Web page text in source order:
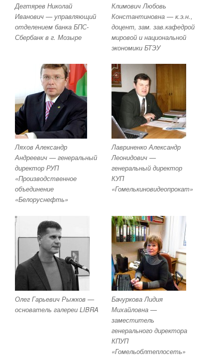
Дегтярев Николай
Иванович — управляющий
отделением банка БПС-
Сбербанк в г. Мозыре
Климович Любовь
Константиновна — к.э.н.,
доцент, зам. зав.кафедрой
мировой и национальной
экономики БТЭУ
Ляхов Александр
Андреевич — генеральный
директор РУП
«Производственное
объединение
«Белоруснефть»
Лавриненко Александр
Леонидович —
генеральный директор
КУП
«Гомелькиновидеопрокат»
Олег Гарьевич Рыжков —
основатель галереи LIBRA
Бачуркова Лидия
Михайловна —
заместитель
генерального директора
КПУП
«Гомельоблтеплосеть»